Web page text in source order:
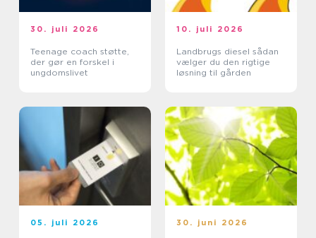
30. juli 2026
Teenage coach støtte,
der gør en forskel i
ungdomslivet
10. juli 2026
Landbrugs diesel sådan
vælger du den rigtige
løsning til gården
05. juli 2026 30. juni 2026